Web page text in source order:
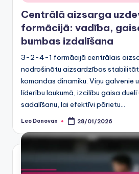
in
Centrālā aizsarga
formācijā: vadība,
bumbas izdalīšana
3-2-4-1 formācijā centrālais
nodrošinātu aizsardzības
komandas dinamiku. Viņu galvenie
līderību laukumā, izcilību gaisa duelī
sadalīšanu, lai efektīvi pārietu…
Posted
Leo Donovan 28/01/2026